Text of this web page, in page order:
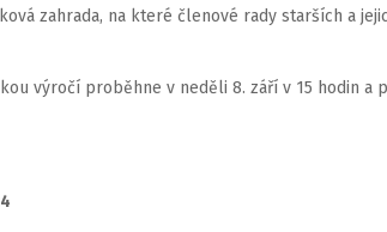
zahrada, na které členové rady starších a
výročí proběhne v neděli 8. září v 15 hodin a